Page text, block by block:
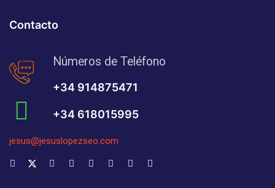
Contacto
Números de Teléfono
+34 914875471
+34 618015995
jesus@jesuslopezseo.com